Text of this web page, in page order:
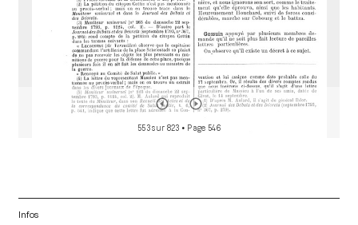
553 sur 823 • Page 546
Infos